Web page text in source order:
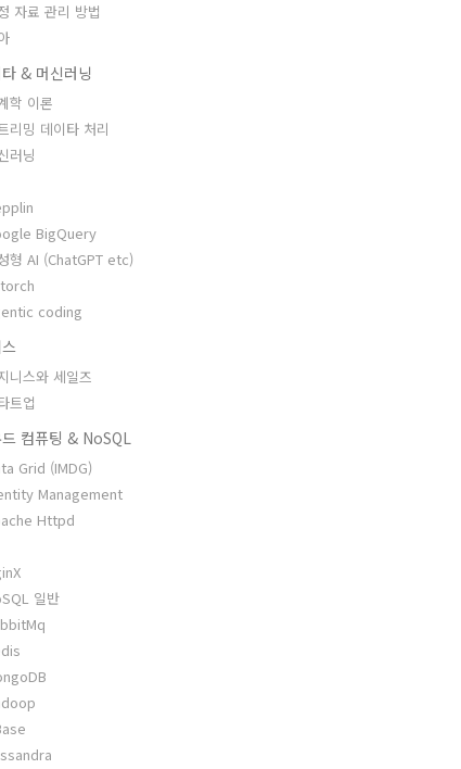
자료 관리 방법
& 머신러닝
학 이론
리밍 데이타 처리
러닝
BigQuery
형 AI (ChatGPT etc)
coding
니스와 세일즈
트업
컴퓨팅 & NoSQL
Grid (IMDG)
Management
Httpd
일반